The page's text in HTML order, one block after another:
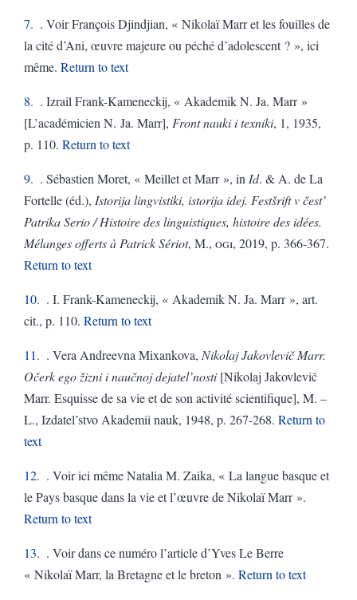
7
. Voir François Djindjian, « Nikolaï Marr et les fouilles de
la cité d’Ani, œuvre majeure ou péché d’adolescent ? », ici
même. Return to text
8
. Izrail Frank-Kameneckij, « Akademik N. Ja. Marr »
[L’académicien N. Ja. Marr], Front nauki i texniki, 1, 1935,
p. 110. Return to text
9 . Sébastien Moret, « Meillet et Marr », inId. & A. de La
Fortelle (éd.), Istorija lingvistiki, istorija idej. Festšrift v čest’
Patrika Serio / Histoire des linguistiques, histoire des idées.
Mélanges offerts à Patrick Sériot, M., ogi, 2019, p. 366-367.
Return to text
10
. I. Frank-Kameneckij, « Akademik N. Ja. Marr », art.
cit., p. 110. Return to text
11 . Vera Andreevna Mixankova, Nikolaj Jakovlevič Marr.
Očerk ego žizni i naučnoj dejatel’nosti[Nikolaj Jakovlevič
Marr. Esquisse de sa vie et de son activité scientifique], M. –
L., Izdatel’stvo Akademii nauk, 1948, p. 267-268. Return to
text
12
. Voir ici même Natalia M. Zaika, « La langue basque et
le Pays basque dans la vie et l’œuvre de Nikolaï Marr ».
Return to text
13
. Voir dans ce numéro l’article d’Yves Le Berre
« Nikolaï Marr, la Bretagne et le breton ». Return to text